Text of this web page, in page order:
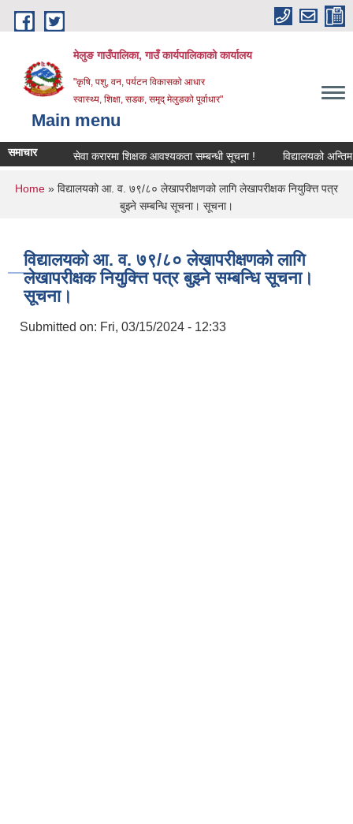
Skip to main content
मेलुङ गाउँपालिका, गाउँ कार्यपालिकाको कार्यालय
"कृषि, पशु, वन, पर्यटन विकासको आधार
स्वास्थ्य, शिक्षा, सडक, समृद् मेलुङको पूर्वाधार"
Main menu
समाचार सेवा करारमा शिक्षक आवश्‍यकता सम्बन्धी सूचना ! विद्यालयको अन्तिम
You are here
Home » विद्यालयको आ. व. ७९/८० लेखापरीक्षणको लागि लेखापरीक्षक नियुक्त्ति पत्र
बुझ्ने सम्बन्धि सूचना। सूचना।
विद्यालयको आ. व. ७९/८० लेखापरीक्षणको लागि
लेखापरीक्षक नियुक्त्ति पत्र बुझ्ने सम्बन्धि सूचना।
सूचना।
Submitted on: Fri, 03/15/2024 - 12:33